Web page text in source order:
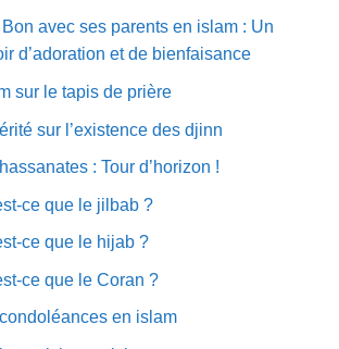
Bon avec ses parents en islam : Un
d’adoration et de bienfaisance
sur le tapis de prière
sur l’existence des djinn
: Tour d’horizon !
ce que le jilbab ?
ce que le hijab ?
ce que le Coran ?
en islam